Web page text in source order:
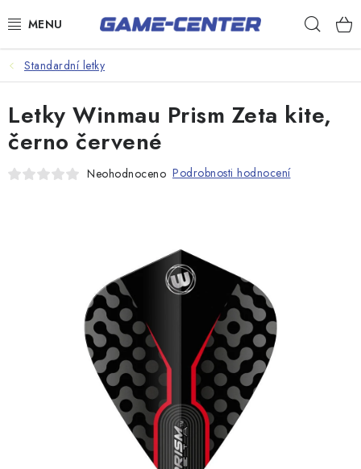
na
Šipky
Poker
Stolní fotbal
Standardní letky
Letky Winmau Prism Zeta kite,
černo červené
Neohodnoceno Podrobnosti hodnocení